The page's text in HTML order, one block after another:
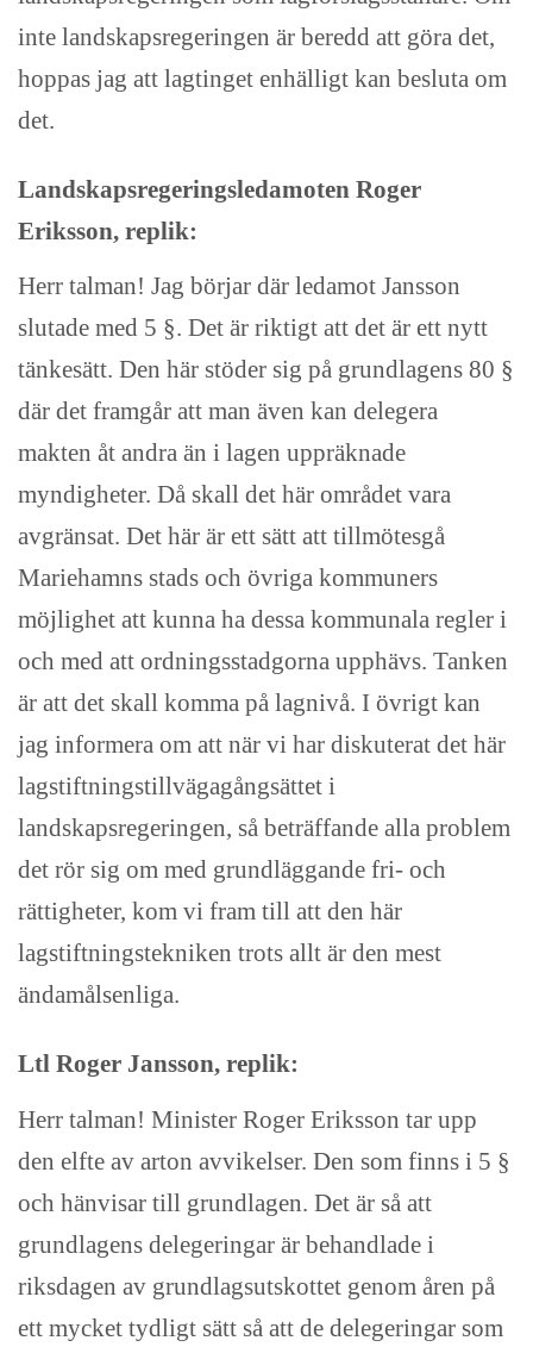
inte landskapsregeringen är beredd att göra det,
hoppas jag att lagtinget enhälligt kan besluta om
det.
Landskapsregeringsledamoten Roger
Eriksson, replik:
Herr talman! Jag börjar där ledamot Jansson
slutade med 5 §. Det är riktigt att det är ett nytt
tänkesätt. Den här stöder sig på grundlagens 80 §
där det framgår att man även kan delegera
makten åt andra än i lagen uppräknade
myndigheter. Då skall det här området vara
avgränsat. Det här är ett sätt att tillmötesgå
Mariehamns stads och övriga kommuners
möjlighet att kunna ha dessa kommunala regler i
och med att ordningsstadgorna upphävs. Tanken
är att det skall komma på lagnivå. I övrigt kan
jag informera om att när vi har diskuterat det här
lagstiftningstillvägagångsättet i
landskapsregeringen, så beträffande alla problem
det rör sig om med grundläggande fri- och
rättigheter, kom vi fram till att den här
lagstiftningstekniken trots allt är den mest
ändamålsenliga.
Ltl Roger Jansson, replik:
Herr talman! Minister Roger Eriksson tar upp
den elfte av arton avvikelser. Den som finns i 5 §
och hänvisar till grundlagen. Det är så att
grundlagens delegeringar är behandlade i
riksdagen av grundlagsutskottet genom åren på
ett mycket tydligt sätt så att de delegeringar som